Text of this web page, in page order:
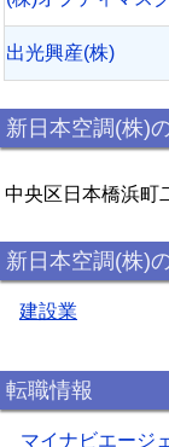
出光興産(株)
新日本空調(株)
中央区日本橋浜町
新日本空調(株)
建設業
転職情報
マイナビエージ